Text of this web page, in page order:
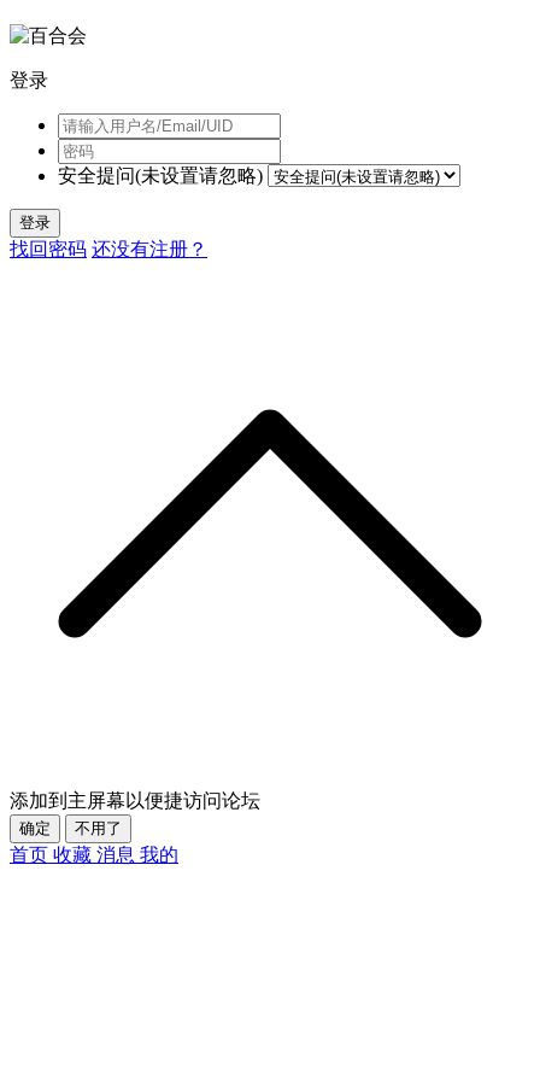
登录
安全提问(未设置请忽略)
登录
找回密码 还没有注册？
添加到主屏幕以便捷访问论坛
确定 不用了
首页 收藏 消息 我的